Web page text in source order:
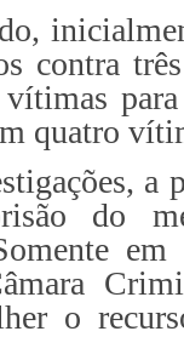
contra
quatro
do
o